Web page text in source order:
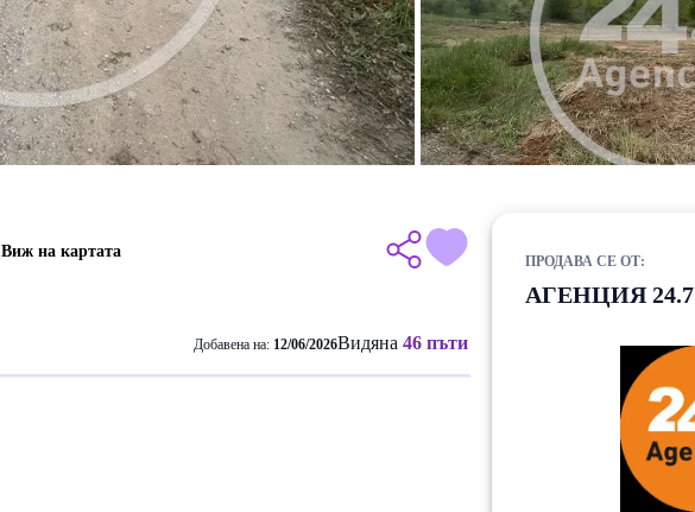
Виж на картата
Добавена на: 12/06/2026Видяна 46 пъти
ПРОДАВА СЕ ОТ:
АГЕНЦИЯ 24.7